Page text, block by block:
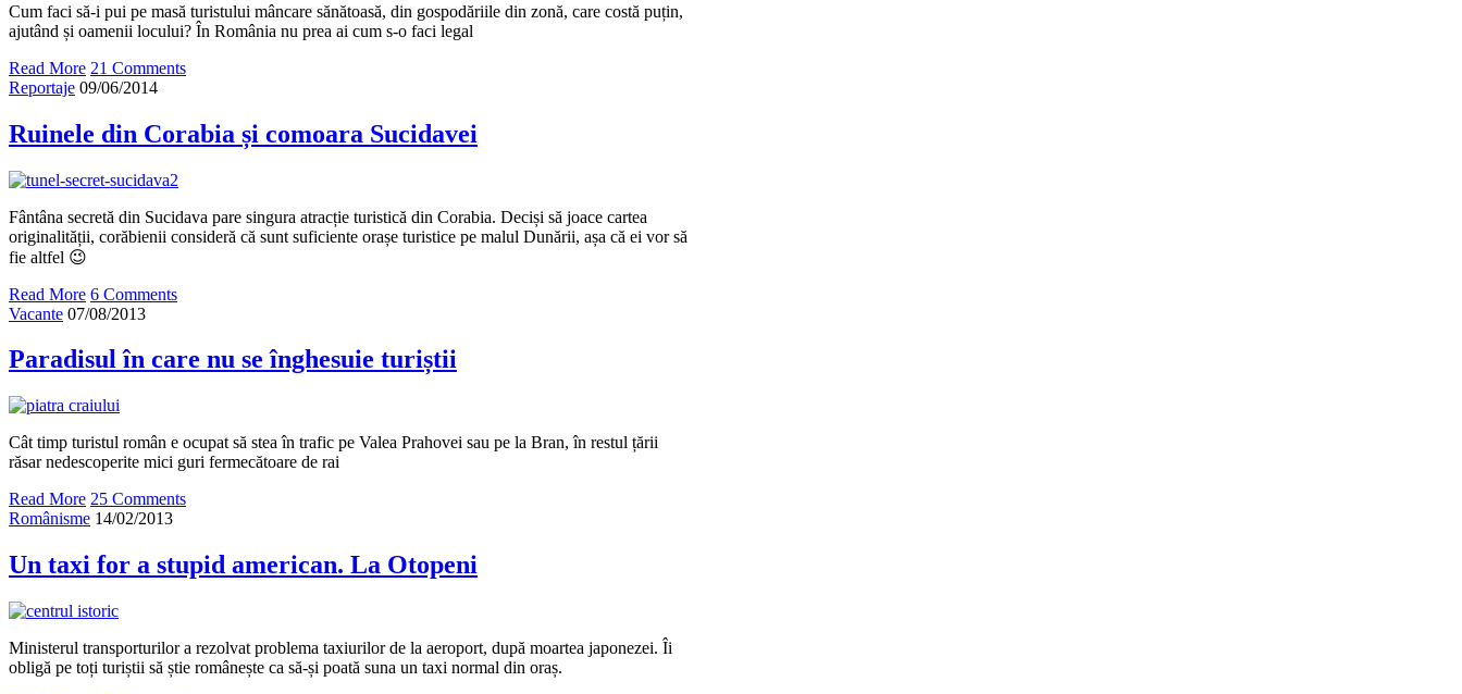
Cum faci să-i pui pe masă turistului mâncare sănătoasă, din gospodăriile din zonă, care costă puțin,
ajutând și oamenii locului? În România nu prea ai cum s-o faci legal
Read More 21 Comments
Reportaje 09/06/2014
Ruinele din Corabia și comoara Sucidavei
Fântâna secretă din Sucidava pare singura atracție turistică din Corabia. Deciși să joace cartea
originalității, corăbienii consideră că sunt suficiente orașe turistice pe malul Dunării, așa că ei vor să
fie altfel 😉
Read More 6 Comments
Vacante 07/08/2013
Paradisul în care nu se înghesuie turiștii
Cât timp turistul român e ocupat să stea în trafic pe Valea Prahovei sau pe la Bran, în restul țării
răsar nedescoperite mici guri fermecătoare de rai
Read More 25 Comments
Românisme 14/02/2013
Un taxi for a stupid american. La Otopeni
Ministerul transporturilor a rezolvat problema taxiurilor de la aeroport, după moartea japonezei. Îi
obligă pe toți turiștii să știe românește ca să-și poată suna un taxi normal din oraș.